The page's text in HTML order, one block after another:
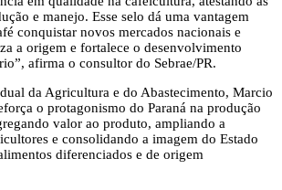
e manejo. Esse selo dá uma vantagem
conquistar novos mercados nacionais e
a origem e fortalece o desenvolvimento
afirma o consultor do Sebrae/PR.
da Agricultura e do Abastecimento, Marcio
o protagonismo do Paraná na produção
valor ao produto, ampliando a
e consolidando a imagem do Estado
diferenciados e de origem